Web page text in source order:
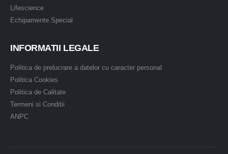
Lifescience
Echipamente Special
INFORMATII LEGALE
Politica de prelucrare a datelor cu caracter personal
Politica Cookies
Politica de Calitate
Termeni si Conditii
ANPC